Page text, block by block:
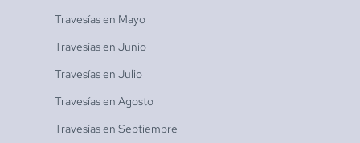
Travesías en Mayo
Travesías en Junio
Travesías en Julio
Travesías en Agosto
Travesías en Septiembre